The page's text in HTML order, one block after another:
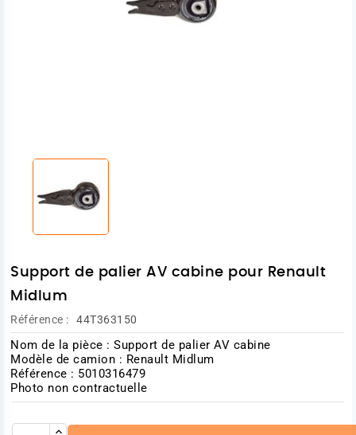
Support de palier AV cabine pour Renault
Midlum
Référence : 44T363150
Nom de la pièce : Support de palier AV cabine
Modèle de camion : Renault Midlum
Référence : 5010316479
Photo non contractuelle